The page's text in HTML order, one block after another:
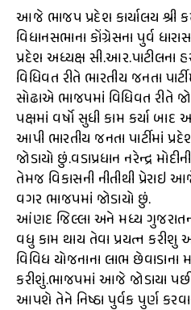
આજે ભાજપ પ્રદેશ કાર્યાલય
વિધાનસભાના કોંગ્રેસના પુર્વ
પ્રદેશ અધ્યક્ષ સી.આર.પાટીલના
વિધિવત રીતે ભારતીય જનતા
સોઢાએ ભાજપમાં વિધિવત રીતે
પક્ષમાં વર્ષો સુધી કામ કર્યા
આપી ભારતીય જનતા પાર્ટીમાં
જોડાયો છું.વડાપ્રધાન નરેન્દ્ર
તેમજ વિકાસની નીતીથી પ્રેરાઇ
વગર ભાજપમાં જોડાયો છું.
આંણદ જિલ્લા અને મધ્ય
વધુ કામ થાય તેવા પ્રયત્ન કરીશુ
વિવિધ યોજનાના લાભ છેવાડાના
કરીશું.ભાજપમાં આજે જોડાયા
આપશે તેને નિષ્ઠા પુર્વક પુર્ણ